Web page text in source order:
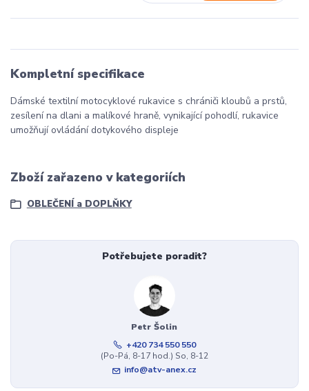
Kompletní specifikace
Dámské textilní motocyklové rukavice s chrániči kloubů a prstů,
zesílení na dlani a malíkové hraně, vynikající pohodlí, rukavice
umožňují ovládání dotykového displeje
Zboží zařazeno v kategoriích
OBLEČENÍ a DOPLŇKY
Potřebujete poradit?
Petr Šolin
+420 734 550 550
(Po-Pá, 8-17 hod.) So, 8-12
info@atv-anex.cz